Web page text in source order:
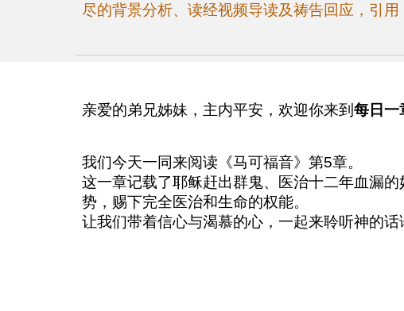
尽的背景分析、读经视频导读及祷告回应，引
亲爱的弟兄姊妹，主内平安，欢迎你来到 每日一
我们今天一同来阅读《马可福音》第5章。
这一章记载了耶稣赶出群鬼、医治十二年血漏
势，赐下完全医治和生命的权能。
让我们带着信心与渴慕的心，一起来聆听神的话